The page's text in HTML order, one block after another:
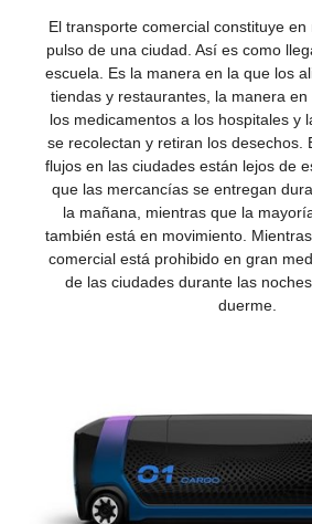
El transporte comercial constituye
pulso de una ciudad. Así es como
escuela. Es la manera en la que los
tiendas y restaurantes, la manera
los medicamentos a los hospitales y
se recolectan y retiran los desechos.
flujos en las ciudades están lejos de
que las mercancías se entregan
la mañana, mientras que la
también está en movimiento.
comercial está prohibido en gran
de las ciudades durante las
duerme.